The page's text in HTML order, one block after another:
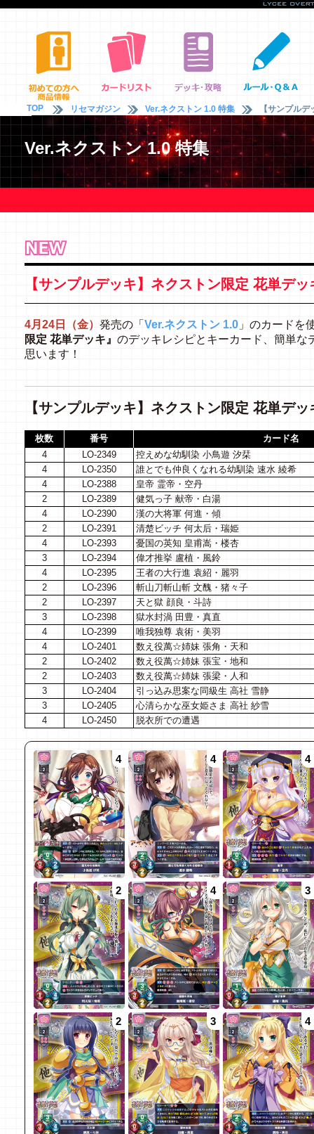
TOP リセマガジン Ver.ネクストン 1.0 特集 【サンプル
Ver.ネクストン 1.0 特集
【サンプルデッキ】ネクストン限定 花単デッ
4月24日（金） 発売の「 Ver.ネクストン 1.0 」のカードを
限定 花単デッキ』 のデッキレシピとキーカード、簡単
思います！
【サンプルデッキ】ネクストン限定 花単デッ
枚数 番号
カード名
4
LO-2349
控えめな幼馴染 小鳥遊 汐栞
4
LO-2350
誰とでも仲良くなれる幼馴染 速水 綾希
4
LO-2388
皇帝 霊帝・空丹
2
LO-2389
健気っ子 献帝・白湯
4
LO-2390
漢の大将軍 何進・傾
2
LO-2391
清楚ビッチ 何太后・瑞姫
4
LO-2393
憂国の英知 皇甫嵩・楼杏
3
LO-2394
偉才推挙 盧植・風鈴
4
LO-2395
王者の大行進 袁紹・麗羽
2
LO-2396
斬山刀斬山斬 文醜・猪々子
2
LO-2397
天と獄 顔良・斗詩
3
LO-2398
獄水封渦 田豊・真直
4
LO-2399
唯我独尊 袁術・美羽
4
LO-2401
数え役萬☆姉妹 張角・天和
2
LO-2402
数え役萬☆姉妹 張宝・地和
2
LO-2403
数え役萬☆姉妹 張梁・人和
3
LO-2404
引っ込み思案な同級生 高社 雪静
3
LO-2405
心清らかな巫女姫さま 高社 紗雪
4
LO-2450 脱衣所での遭遇
4 4 4
2 4 3
2 3 4